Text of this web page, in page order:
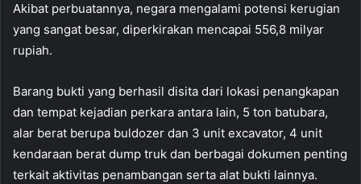
Akibat perbuatannya, negara mengalami potensi kerugian
yang sangat besar, diperkirakan mencapai 556,8 milyar
rupiah.
Barang bukti yang berhasil disita dari lokasi penangkapan
dan tempat kejadian perkara antara lain, 5 ton batubara,
alar berat berupa buldozer dan 3 unit excavator, 4 unit
kendaraan berat dump truk dan berbagai dokumen penting
terkait aktivitas penambangan serta alat bukti lainnya.